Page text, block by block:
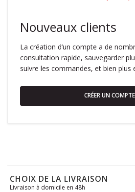
Nouveaux clients
La création d’un compte a de
consultation rapide, sauvegarder
suivre les commandes, et bien plus
CRÉER UN COMPTE
CHOIX DE LA LIVRAISON
Livraison à domicile en 48h